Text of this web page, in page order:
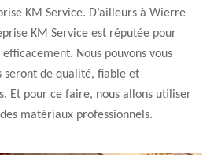
KM Service. D’ailleurs à Wierre
KM Service est réputée pour
Nous pouvons vous
seront de qualité, fiable et
Et pour ce faire, nous allons utiliser
matériaux professionnels.